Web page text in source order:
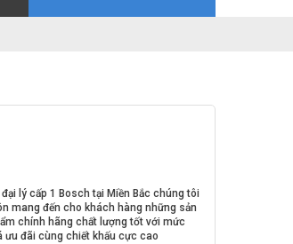
đại lý cấp 1 Bosch tại Miền Bắc chúng tôi
mang đến cho khách hàng những sản
chính hãng chất lượng tốt với mức
ưu đãi cùng chiết khấu cực cao